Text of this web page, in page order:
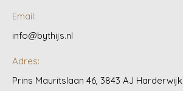
Email:
info@bythijs.nl
Adres:
Prins Mauritslaan 46, 3843 AJ Harderwijk